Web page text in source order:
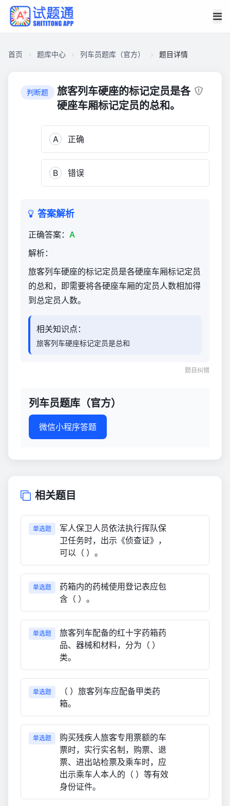
首页 题库中心 列车员题库（官方） 题目详情
判断题
旅客列车硬座的标记定员是各
硬座车厢标记定员的总和。
A 正确
B 错误
答案解析
正确答案： A
解析：
旅客列车硬座的标记定员是各硬座车厢标记定员
的总和，即需要将各硬座车厢的定员人数相加得
到总定员人数。
相关知识点：
旅客列车硬座标记定员是总和
题目纠错
列车员题库（官方）
微信小程序答题
相关题目
单选题
军人保卫人员依法执行挥队保
卫任务时，出示《侦查证》，
可以（ ）。
单选题
药箱内的药械使用登记表应包
含（ ）。
单选题
旅客列车配备的红十字药箱药
品、器械和材料，分为（ ）
类。
单选题
（ ）旅客列车应配备甲类药
箱。
单选题
购买残疾人旅客专用票额的车
票时，实行实名制，购票、退
票、进出站检票及乘车时，应
出示乘车人本人的（ ）等有效
身份证件。